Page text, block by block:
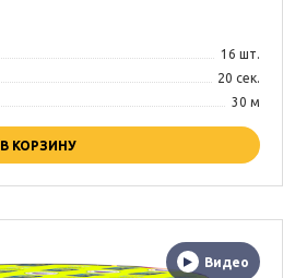
16 шт.
20 сек.
30 м
В КОРЗИНУ
Видео